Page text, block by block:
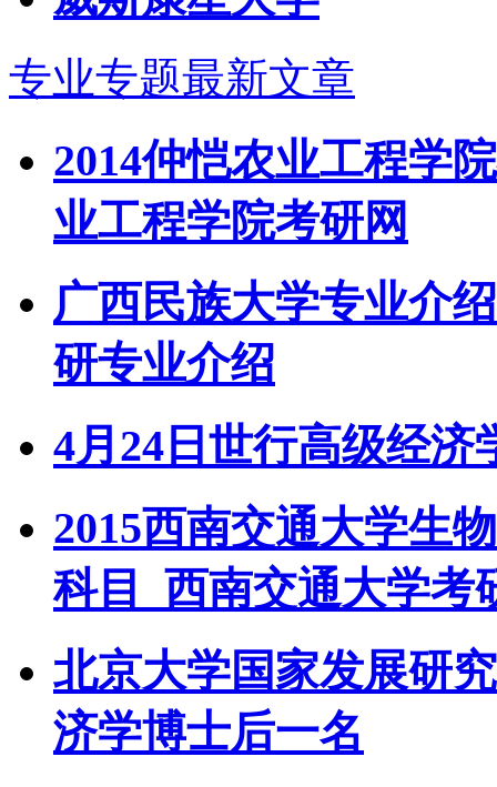
专业专题最新文章
2014仲恺农业工程学
业工程学院考研网
广西民族大学专业介
研专业介绍
4月24日世行高级经
2015西南交通大学生
科目_西南交通大学考
北京大学国家发展研
济学博士后一名